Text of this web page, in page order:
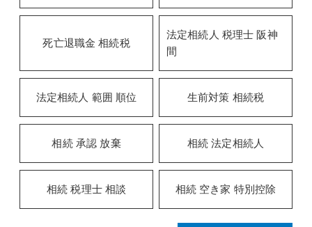
死亡退職金 相続税
法定相続人 税理士 阪神
間
法定相続人 範囲 順位 生前対策 相続税
相続 承認 放棄 相続 法定相続人
相続 税理士 相談 相続 空き家 特別控除